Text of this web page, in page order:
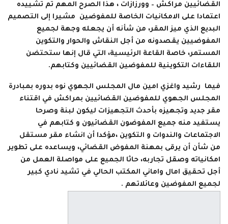
القضائيين مراكش – وورزازات ، هذا الصرح المهم تم تشييده
اعتمادا على الامكانيات الخاصة للمفوضين مشيرا إلى التصميم
البديع الذي ميز المقر، من شأنه أن يجعله وجهة لجميع
المفوضيين يقصدونه من أجل النقاش والحوار والتكوين
المستمر، خاصة القاعة الرئيسية، التي قال إنها ستحتضن
اللقاءات التكوينية للمفوضين القضائيين وكتابهم.
فيما رشيد واغزي امين مال المجلس الجهوي نوه بدوره بمبادرة
المجلس الجهوي للمفوضين القضائيين بمراكش في اقتناء
مقر جديد وتجهيزه بأحدث التجهيزات ليكون لبنة وصرحا
يستفيد منه جميع المفوضون القضائيون و كتابهم في
الاجتماعات والندوات و التكوين ،مؤكدا أن انشاء مقر مستقل
من شأن أن يرقى بمهنة المفوض القضائي، ويساعده على تطوير
امكانياته وصقل تجاربه، حاثا الجميع على مواصلة العمل من
أجل تحقيق امال واماني المكتب الحالي في تشيد نادي كبير
لجميع المفوضين وعائلاتهم .